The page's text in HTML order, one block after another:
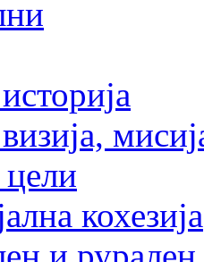
кохезија